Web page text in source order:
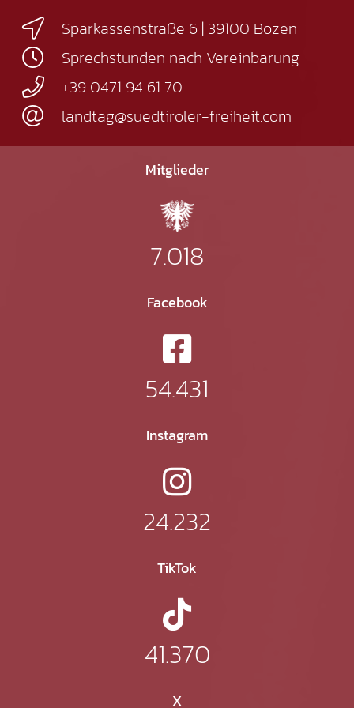
Sparkassenstraße 6 | 39100 Bozen
Sprechstunden nach Vereinbarung
+39 0471 94 61 70
landtag@suedtiroler-freiheit.com
Mitglieder
7.018
Facebook
54.431
Instagram
24.232
TikTok
41.370
X